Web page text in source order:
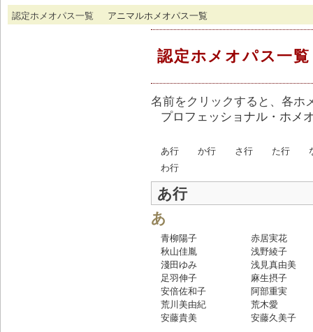
認定ホメオパス一覧 アニマルホメオパス一覧
認定ホメオパス一覧
名前をクリックすると、各ホ
プロフェッショナル・ホメ
あ行 か行 さ行 た行
わ行
あ行
あ
青柳陽子
赤居実花
秋山佳胤
浅野綾子
淺田ゆみ
浅見真由美
足羽伸子
麻生摂子
安倍佐和子
阿部重実
荒川美由紀
荒木愛
安藤貴美
安藤久美子